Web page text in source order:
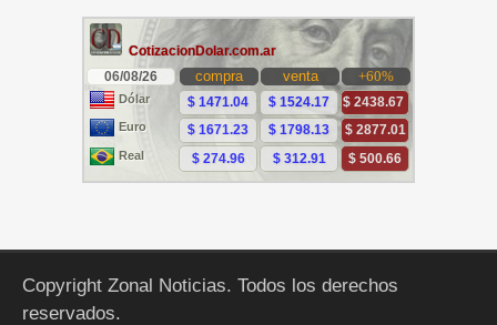
Copyright Zonal Noticias. Todos los derechos
reservados.